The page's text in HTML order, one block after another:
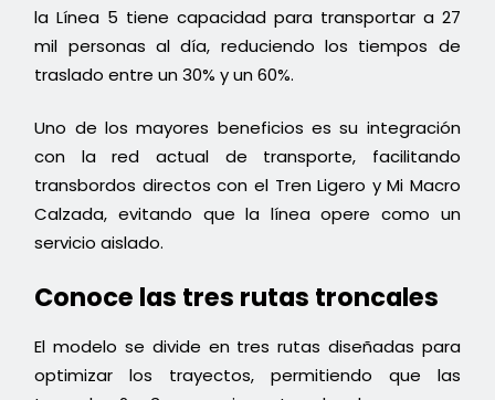
la Línea 5 tiene capacidad para transportar a 27
mil personas al día, reduciendo los tiempos de
traslado entre un 30% y un 60%.
Uno de los mayores beneficios es su integración
con la red actual de transporte, facilitando
transbordos directos con el Tren Ligero y Mi Macro
Calzada, evitando que la línea opere como un
servicio aislado.
Conoce las tres rutas troncales
El modelo se divide en tres rutas diseñadas para
optimizar los trayectos, permitiendo que las